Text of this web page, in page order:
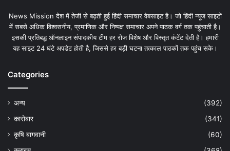
News Mission देश में तेजी से बढ़ती हुई हिंदी समाचार वेबसाइट है। जो हिंदी न्यूज साइटों
में सबसे अधिक विश्वसनीय, प्रमाणिक और निष्पक्ष समाचार अपने पाठक वर्ग तक पहुंचाती है।
इसकी प्रतिबद्ध ऑनलाइन संपादकीय टीम हर रोज विशेष और विस्तृत कंटेंट देती है। हमारी
यह साइट 24 घंटे अपडेट होती है, जिससे हर बड़ी घटना तत्काल पाठकों तक पहुंच सके।
Categories
अन्य
(392)
कारोबार
(341)
कृषि बागवानी
(60)